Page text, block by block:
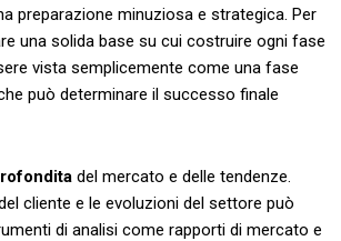
preparazione minuziosa e ⁢strategica. Per
una ‌solida base su cui ⁣costruire ⁤ogni fase
vista semplicemente come una fase
può determinare il ‌successo finale
del mercato⁤ e delle ⁣tendenze.⁢
cliente e le evoluzioni⁣ del settore può⁢
di analisi come rapporti di mercato ⁣e